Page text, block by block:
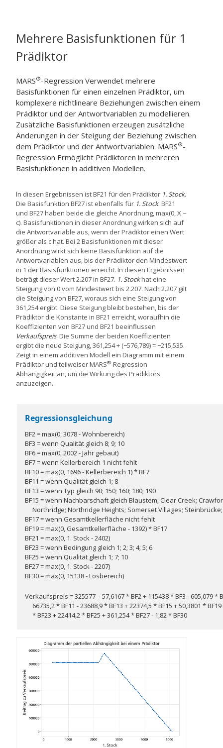
Mehrere Basisfunktionen für 1
Prädiktor
MARS®-Regression Verwendet mehrere
Basisfunktionen für einen einzelnen Prädiktor, um
komplexere nichtlineare Beziehungen zwischen einem
Prädiktor und der Antwortvariablen zu modellieren.
Zusätzliche Basisfunktionen erzeugen zusätzliche
Änderungen in der Steigung der Beziehung zwischen
dem Prädiktor und der Antwortvariablen. MARS®-
Regression Ermöglicht Prädiktoren in mehreren
Basisfunktionen in additiven Modellen.
In diesen Ergebnissen ist BF21 für den Prädiktor 1. Stock.
Die Basisfunktion BF27 ist ebenfalls für 1. Stock. BF21
und BF27 haben beide die gleiche Anordnung, max(0, X −
c). Basisfunktionen in dieser Anordnung wirken sich auf
die Antwortvariable aus, wenn der Prädiktor einen Wert
größer als c hat. Bei 2 Basisfunktionen mit dieser
Anordnung wirkt sich keine Basisfunktion auf die
Antwortvariablen aus, bis der Prädiktor den Mindestwert
in 1 der Basisfunktionen erreicht. In diesen Ergebnissen
beträgt dieser Wert 2.207 in BF27. 1. Stockhat eine
Steigung von 0 vom Mindestwert bis 2.207. Nach 2.207 gilt
die Steigung von BF27, woraus sich eine Steigung von
361,254 ergibt. Diese Steigung bleibt bestehen, bis der
Prädiktor die Konstante in BF21 erreicht, woraufhin die
Koeffizienten von BF27 und BF21 beeinflussen
Verkaufspreis. Die Summe der beiden Koeffizienten
ergibt die neue Steigung, 361,254 + (−576,789) = −215,535.
Zeigt in einem additiven Modell ein Diagramm mit einem
Prädiktor und teilweiserMARS®-Regression
Abhängigkeit an, um die Wirkung des Prädiktors
anzuzeigen.
Regressionsgleichung
BF2 = max(0, 3078 - Wohnbereich)
BF3 = wenn Qualität gleich 8; 9; 10
BF6 = max(0, 2002 - Jahr gebaut)
BF7 = wenn Kellerbereich 1 nicht fehlt
BF10 = max(0, 1696 - Kellerbereich 1) * BF7
BF11 = wenn Qualität gleich 1; 8
BF13 = wenn Typ gleich 90; 150; 160; 180; 190
BF15 = wenn Nachbarschaft gleich Blaustem; Clear Creek;
Northridge; Northridge Heights; Somerset Villages;
BF17 = wenn Gesamtkellerfläche nicht fehlt
BF19 = max(0, Gesamtkellerfläche - 1392) * BF17
BF21 = max(0, 1. Stock - 2402)
BF23 = wenn Bedingung gleich 1; 2; 3; 4; 5; 6
BF25 = wenn Qualität gleich 1; 7; 10
BF27 = max(0, 1. Stock - 2207)
BF30 = max(0, 15138 - Losbereich)
Verkaufspreis = 325577 - 57,6167 * BF2 + 115438 * BF3 - 605,079 *
66735,2 * BF11 - 23688,9 * BF13 + 22374,5 * BF15 + 50,3801 *
* BF23 + 22414,2 * BF25 + 361,254 * BF27 - 1,82 * BF30